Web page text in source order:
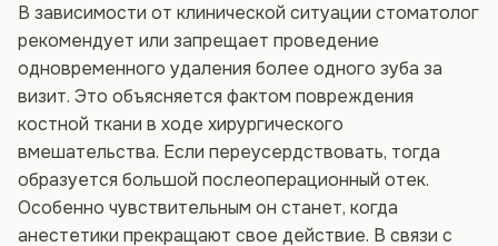
В зависимости от клинической ситуации стоматолог
рекомендует или запрещает проведение
одновременного удаления более одного зуба за
визит. Это объясняется фактом повреждения
костной ткани в ходе хирургического
вмешательства. Если переусердствовать, тогда
образуется большой послеоперационный отек.
Особенно чувствительным он станет, когда
анестетики прекращают свое действие. В связи с